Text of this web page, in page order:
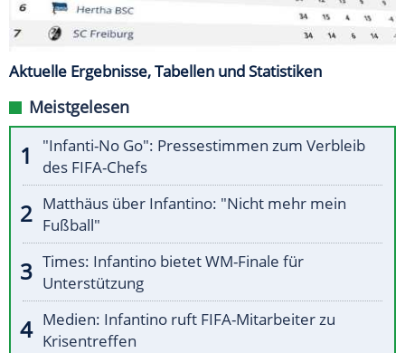
Aktuelle Ergebnisse, Tabellen und Statistiken
Meistgelesen
"Infanti-No Go": Pressestimmen zum Verbleib
des FIFA-Chefs
Matthäus über Infantino: "Nicht mehr mein
Fußball"
Times: Infantino bietet WM-Finale für
Unterstützung
Medien: Infantino ruft FIFA-Mitarbeiter zu
Krisentreffen